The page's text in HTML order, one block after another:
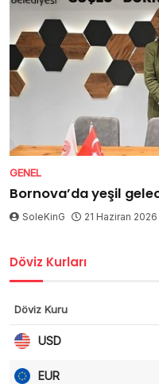
GENEL
Bornova’da yeşil
SoleKinG 21 Haziran 2026
Döviz Kurları
Döviz Kuru
USD
EUR